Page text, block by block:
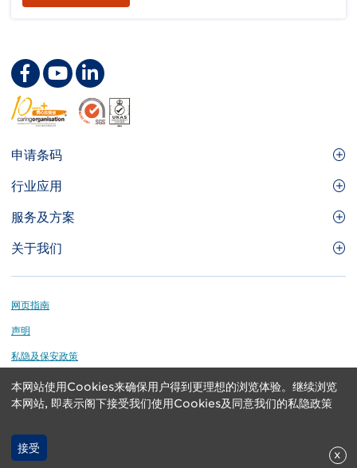
Footer
Site
Menu
申请条码
GS1条码
实用工具及资源
行业应用
食品及餐饮服务
运输及物流
服务及方案
品牌保护
关于我们
关于香港货品编码协会
业界应用的标准
认识我们的团队
刊物
联络我们
Footer
网页指南
声明
私隐及保安政策
GS1 is a registered trademark of GS1 AISBL. Copyright ©
2024 GS1 Hong Kong Limited. All rights reserved.
本网站使用Cookies来确保用户得到更理想的浏览体验。继续浏览
本网站, 即表示阁下接受我们使用Cookies及同意我们的私隐政策
接受
x